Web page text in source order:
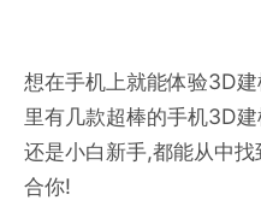
想在手机上就能体验3D
里有几款超棒的手机3D
还是小白新手,都能从中
合你!